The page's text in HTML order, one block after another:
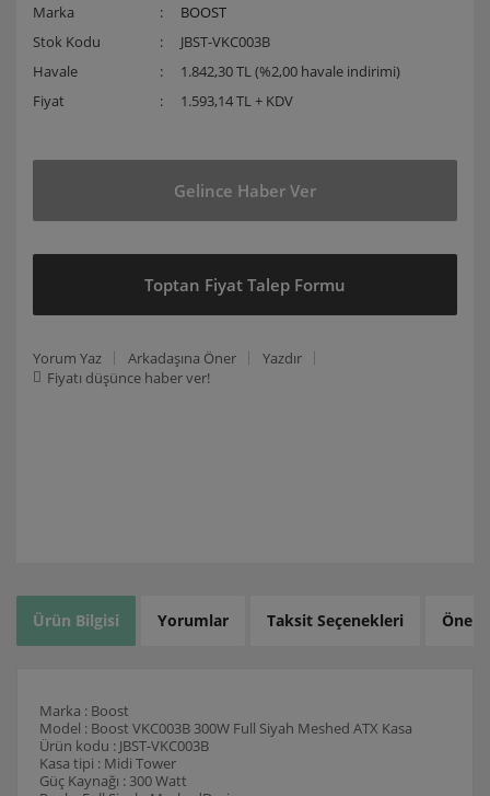
Marka
BOOST
Stok Kodu
JBST-VKC003B
Havale
1.842,30 TL (%2,00 havale indirimi)
Fiyat
1.593,14 TL + KDV
Gelince Haber Ver
Toptan Fiyat Talep Formu
Yorum Yaz Arkadaşına Öner
Yazdır
Fiyatı düşünce haber ver!
Ürün Bilgisi Yorumlar Taksit Seçenekleri
Marka : Boost
Model : Boost VKC003B 300W Full Siyah Meshed ATX Kasa
Ürün kodu : JBST-VKC003B
Kasa tipi : Midi Tower
Güç Kaynağı : 300 Watt